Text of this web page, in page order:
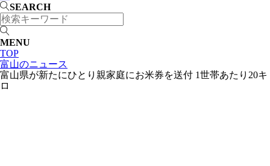
SEARCH
MENU
TOP
富山のニュース
富山県が新たにひとり親家庭にお米券を送付 1世帯あたり20キ
ロ